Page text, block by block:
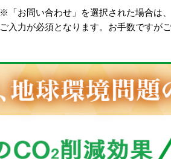
※「お問い合わせ」を選択された場合は
ご入力が必須となります。お手数ですが